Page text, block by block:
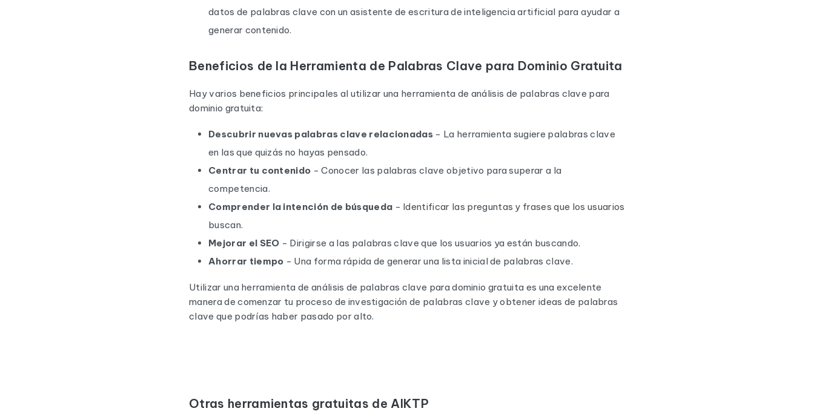
datos de palabras clave con un asistente de escritura de inteligencia artificial para ayudar a
generar contenido.
Beneficios de la Herramienta de Palabras Clave para Dominio Gratuita
Hay varios beneficios principales al utilizar una herramienta de análisis de palabras clave para
dominio gratuita:
Descubrir nuevas palabras clave relacionadas - La herramienta sugiere palabras clave
en las que quizás no hayas pensado.
Centrar tu contenido - Conocer las palabras clave objetivo para superar a la
competencia.
Comprender la intención de búsqueda - Identificar las preguntas y frases que los usuarios
buscan.
Mejorar el SEO - Dirigirse a las palabras clave que los usuarios ya están buscando.
Ahorrar tiempo - Una forma rápida de generar una lista inicial de palabras clave.
Utilizar una herramienta de análisis de palabras clave para dominio gratuita es una excelente
manera de comenzar tu proceso de investigación de palabras clave y obtener ideas de palabras
clave que podrías haber pasado por alto.
Otras herramientas gratuitas de AIKTP